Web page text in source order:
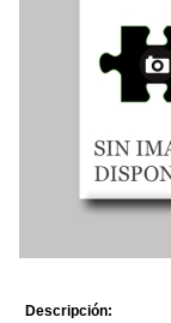
Descripción: